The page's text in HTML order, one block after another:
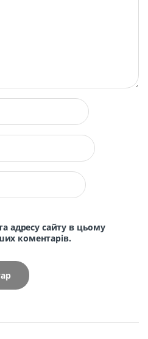
адресу сайту в цьому
коментарів.